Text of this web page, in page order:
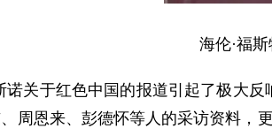
海伦·福
关于红色中国的报道引起了极大反
周恩来、彭德怀等人的采访资料，